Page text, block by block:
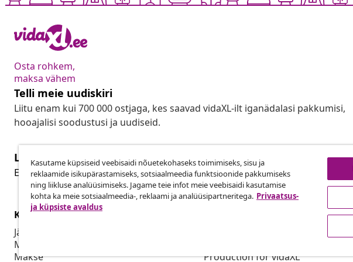
Osta rohkem,
maksa vähem
Telli meie uudiskiri
Liitu enam kui 700 000 ostjaga, kes saavad vidaXL-ilt iganädalasi pakkumisi,
hooajalisi soodustusi ja uudiseid.
Lepingust taganemine
Esita oma tellimuse kohta tagastamissoov.
Lepingust taganemine
Klienditeenindus
Jälgi oma tellimust
Mi konto
Makse
Production for vidaXL
Kasutame küpsiseid veebisaidi nõuetekohaseks toimimiseks, sisu ja
reklaamide isikupärastamiseks, sotsiaalmeedia funktsioonide pakkumiseks
ning liikluse analüüsimiseks. Jagame teie infot meie veebisaidi kasutamise
kohta ka meie sotsiaalmeedia-, reklaami ja analüüsipartneritega. Privaatsus-
ja küpsiste avaldus